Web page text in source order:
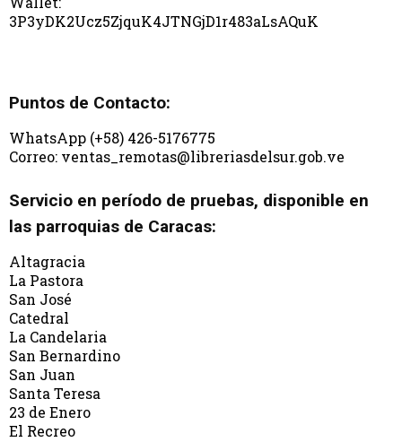
3P3yDK2Ucz5ZjquK4JTNGjD1r483aLsAQuK
Puntos de Contacto:
WhatsApp (+58) 426-5176775
Correo: ventas_remotas@libreriasdelsur.gob.ve
Servicio en período de pruebas, disponible en
las parroquias de Caracas:
Altagracia
La Pastora
San José
Catedral
La Candelaria
San Bernardino
San Juan
Santa Teresa
23 de Enero
El Recreo